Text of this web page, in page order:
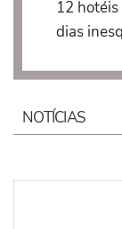
12
dias
NOTÍCIAS